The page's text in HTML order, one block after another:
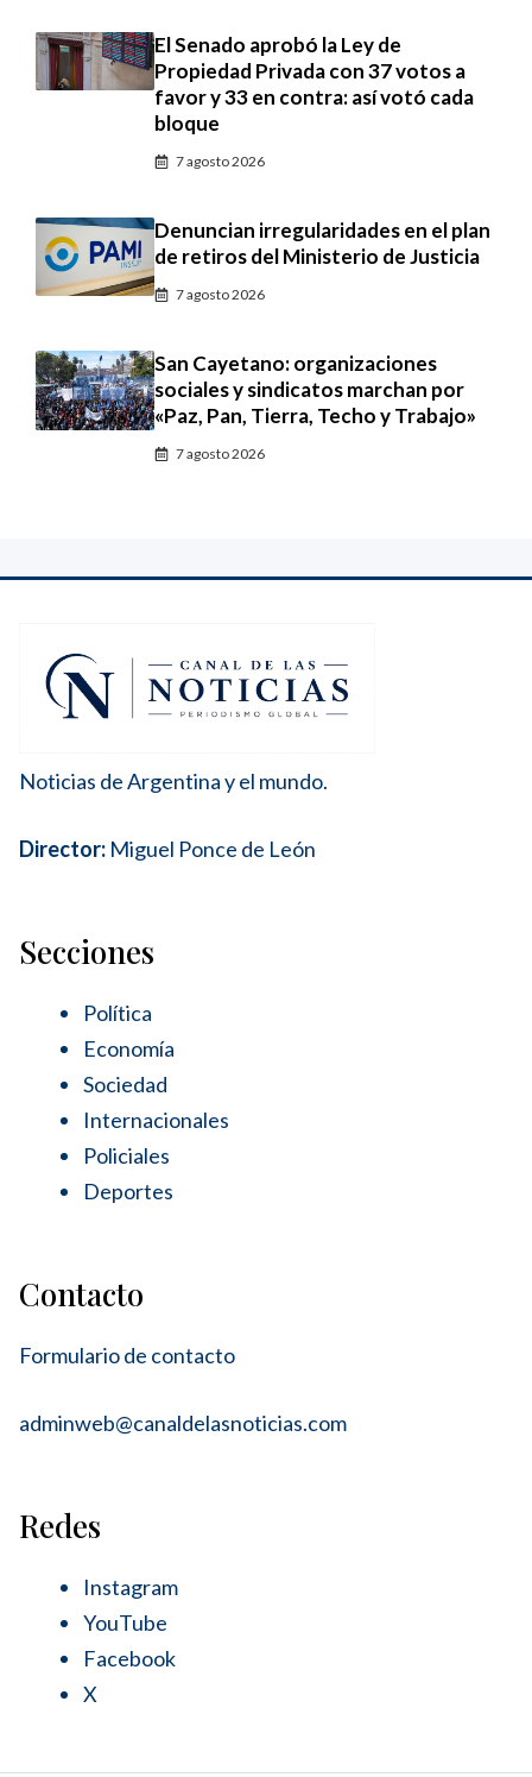
El Senado aprobó la Ley de
Propiedad Privada con 37 votos a
favor y 33 en contra: así votó cada
bloque
7 agosto 2026
Denuncian irregularidades en el plan
de retiros del Ministerio de Justicia
7 agosto 2026
San Cayetano: organizaciones
sociales y sindicatos marchan por
«Paz, Pan, Tierra, Techo y Trabajo»
7 agosto 2026
Noticias de Argentina y el mundo.
Director: Miguel Ponce de León
Secciones
Política
Economía
Sociedad
Internacionales
Policiales
Deportes
Contacto
Formulario de contacto
adminweb@canaldelasnoticias.com
Redes
Instagram
YouTube
Facebook
X